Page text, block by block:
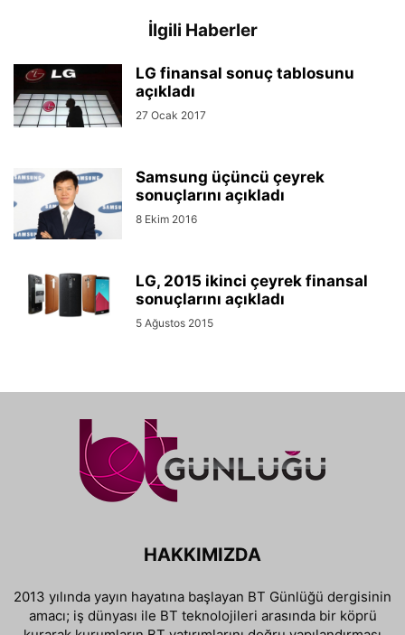
İlgili Haberler
LG finansal sonuç tablosunu
açıkladı
27 Ocak 2017
Samsung üçüncü çeyrek
sonuçlarını açıkladı
8 Ekim 2016
LG, 2015 ikinci çeyrek finansal
sonuçlarını açıkladı
5 Ağustos 2015
HAKKIMIZDA
2013 yılında yayın hayatına başlayan BT Günlüğü dergisinin
amacı; iş dünyası ile BT teknolojileri arasında bir köprü